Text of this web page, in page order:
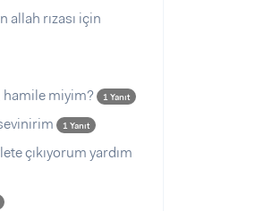
allah rızası için
miyim? 1 Yanıt
1 Yanıt
çıkıyorum yardım